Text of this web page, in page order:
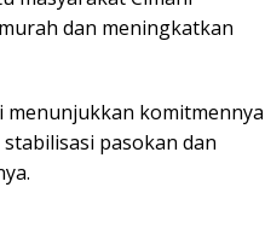
dan meningkatkan
menunjukkan komitmennya
pasokan dan